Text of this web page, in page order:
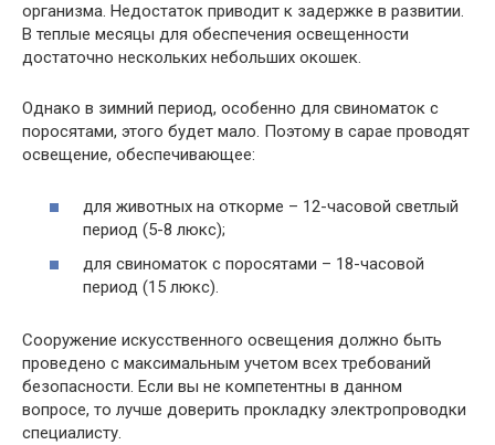
организма. Недостаток приводит к задержке в развитии.
В теплые месяцы для обеспечения освещенности
достаточно нескольких небольших окошек.
Однако в зимний период, особенно для свиноматок с
поросятами, этого будет мало. Поэтому в сарае проводят
освещение, обеспечивающее:
для животных на откорме – 12-часовой светлый
период (5-8 люкс);
для свиноматок с поросятами – 18-часовой
период (15 люкс).
Сооружение искусственного освещения должно быть
проведено с максимальным учетом всех требований
безопасности. Если вы не компетентны в данном
вопросе, то лучше доверить прокладку электропроводки
специалисту.